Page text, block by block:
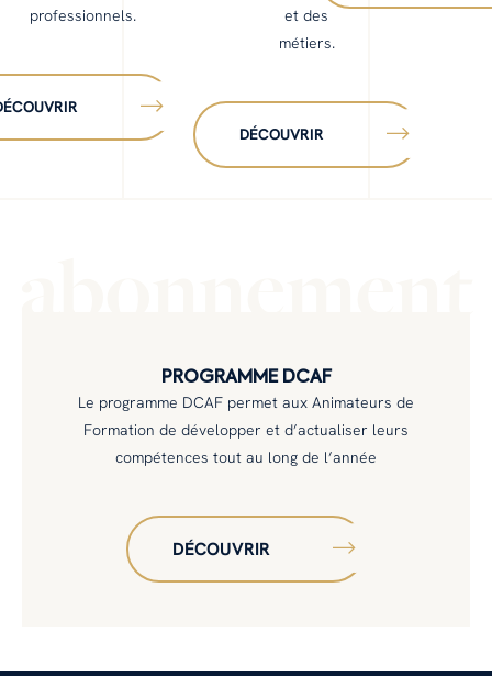
professionnels.
et des
métiers.
DÉCOUVRIR
PROGRAMME DCAF
Le programme DCAF permet aux Animateurs de
Formation de développer et d’actualiser leurs
compétences tout au long de l’année
DÉCOUVRIR